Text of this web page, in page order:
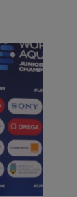
Mondial fără
Mondialul